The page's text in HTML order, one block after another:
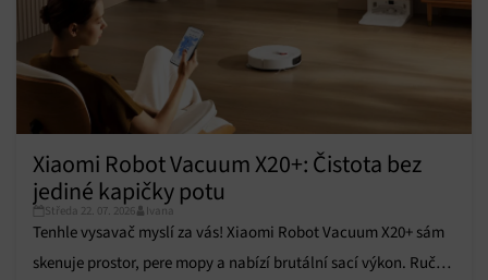
Xiaomi Robot Vacuum X20+: Čistota bez
jediné kapičky potu
Středa 22. 07. 2026 Ivana
Tenhle vysavač myslí za vás! Xiaomi Robot Vacuum X20+ sám
skenuje prostor, pere mopy a nabízí brutální sací výkon. Ruční